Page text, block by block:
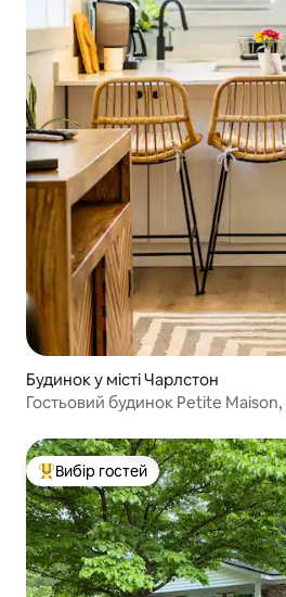
Будинок у місті Чарлстон
Гостьовий будинок Petite
Топ вибір гостей
Вибір гостей